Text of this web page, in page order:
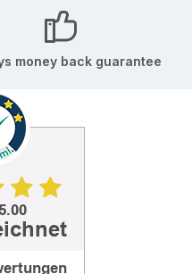
money back guarantee